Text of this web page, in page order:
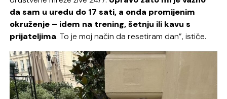
da sam u uredu do 17 sati, a onda promijenim
okruženje – idem na trening, šetnju ili kavu s
prijateljima. To je moj način da resetiram dan”, ističe.